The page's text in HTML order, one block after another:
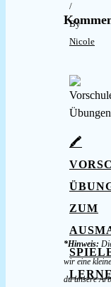
/
By
Nicole
🖍️
ZUM
*Hinweis:
wir eine
du unsere